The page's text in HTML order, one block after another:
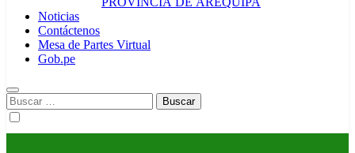
Noticias
Contáctenos
Mesa de Partes Virtual
Gob.pe
Buscar: